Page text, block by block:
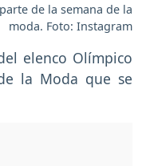
de la semana de la
moda. Foto: Instagram
elenco Olímpico
la Moda que se